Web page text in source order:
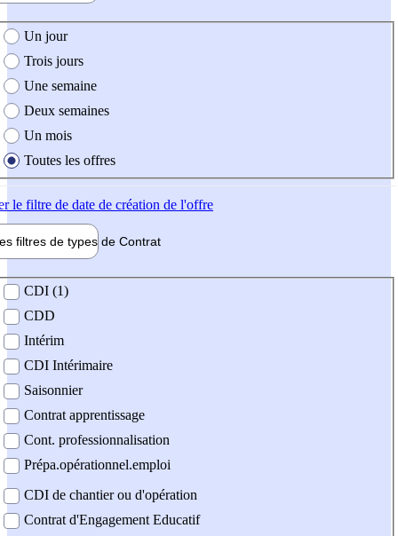
création de l'offre
Un jour
Trois jours
Une semaine
Deux semaines
Un mois
Toutes les offres
le filtre de date de création de l'offre
filtres de types de Contrat
contrat
CDI (1)
CDD
Intérim
CDI Intérimaire
Saisonnier
Contrat apprentissage
Cont. professionnalisation
Prépa.opérationnel.emploi
CDI de chantier ou d'opération
Contrat d'Engagement Educatif